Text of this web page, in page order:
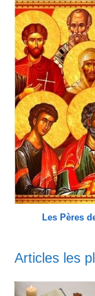
Les Pères
Articles les